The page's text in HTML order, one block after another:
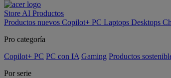
Store AI Productos
Productos nuevos Copilot+ PC Laptops Desktops
Pro categoría
Copilot+ PC PC con IA Gaming Productos
Por serie